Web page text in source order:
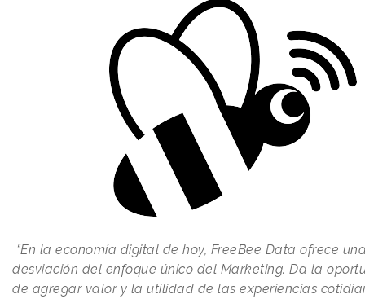
“En la economía digital de hoy, FreeBee Data ofrece
desviación del enfoque único del Marketing. Da la
de agregar valor y la utilidad de las experiencias